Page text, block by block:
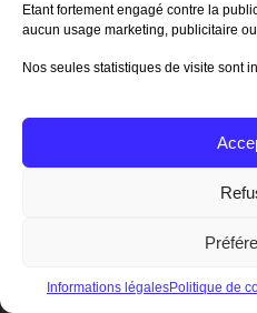
Etant fortement engagé contre la
aucun usage marketing, publicitaire
Nos seules statistiques de visite sont
Informations légalesPolitique de